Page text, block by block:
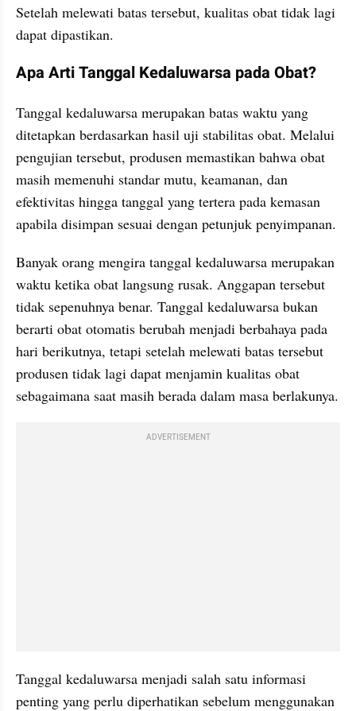
Setelah melewati batas tersebut, kualitas obat tidak lagi
dapat dipastikan.
Apa Arti Tanggal Kedaluwarsa pada Obat?
Tanggal kedaluwarsa merupakan batas waktu yang
ditetapkan berdasarkan hasil uji stabilitas obat. Melalui
pengujian tersebut, produsen memastikan bahwa obat
masih memenuhi standar mutu, keamanan, dan
efektivitas hingga tanggal yang tertera pada kemasan
apabila disimpan sesuai dengan petunjuk penyimpanan.
Banyak orang mengira tanggal kedaluwarsa merupakan
waktu ketika obat langsung rusak. Anggapan tersebut
tidak sepenuhnya benar. Tanggal kedaluwarsa bukan
berarti obat otomatis berubah menjadi berbahaya pada
hari berikutnya, tetapi setelah melewati batas tersebut
produsen tidak lagi dapat menjamin kualitas obat
sebagaimana saat masih berada dalam masa berlakunya.
ADVERTISEMENT
Tanggal kedaluwarsa menjadi salah satu informasi
penting yang perlu diperhatikan sebelum menggunakan